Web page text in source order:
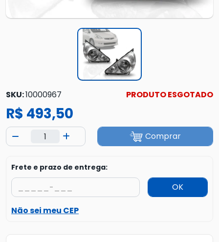
SKU:10000967 PRODUTO ESGOTADO
R$ 493,50
Comprar
Frete e prazo de entrega:
OK
Não sei meu CEP